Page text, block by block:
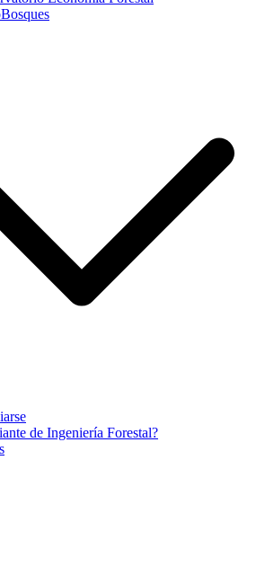
de Ingeniería Forestal?